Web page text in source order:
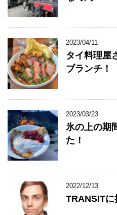
2023/04/11
タイ料理屋
ブランチ！
2023/03/23
氷の上の期
た！
2022/12/13
TRANSITに